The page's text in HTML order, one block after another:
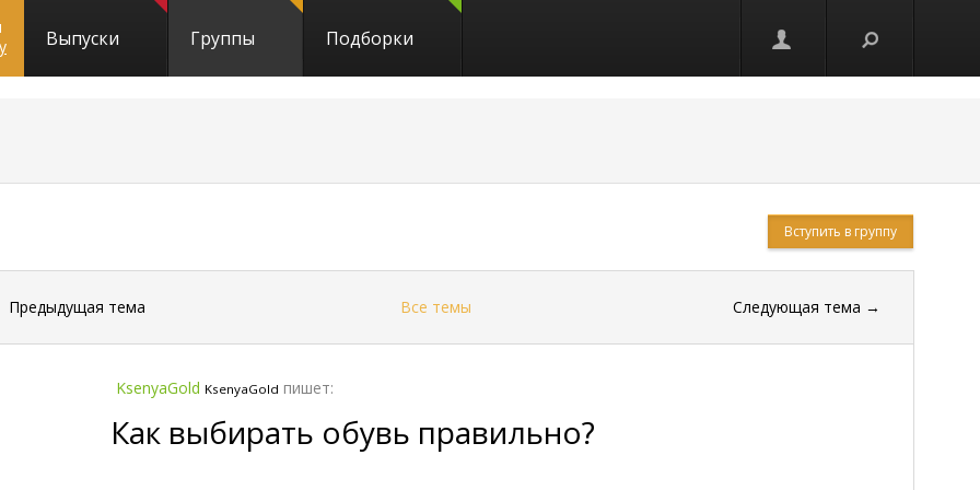
Выпуски Группы Подборки
Вступить в группу
Предыдущая тема Все темы Следующая тема →
KsenyaGold KsenyaGold пишет:
Как выбирать обувь правильно?